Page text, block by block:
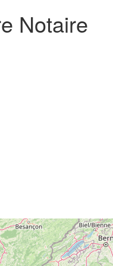
Notaire